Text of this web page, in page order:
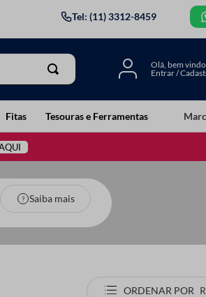
Tel: (11) 3312-8459
Fitas Tesouras e Ferramentas
Saiba mais
ORDENAR POR